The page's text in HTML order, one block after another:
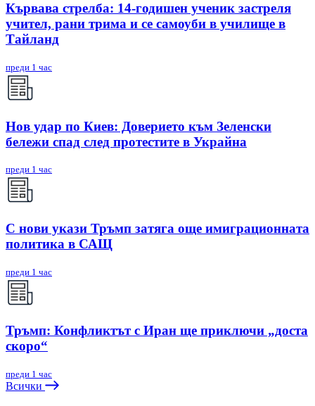
Кървава стрелба: 14-годишен ученик застреля
учител, рани трима и се самоуби в училище в
Тайланд
преди 1 час
Нов удар по Киев: Доверието към Зеленски
бележи спад след протестите в Украйна
преди 1 час
С нови укази Тръмп затяга още имиграционната
политика в САЩ
преди 1 час
Тръмп: Конфликтът с Иран ще приключи „доста
скоро“
преди 1 час
Всички